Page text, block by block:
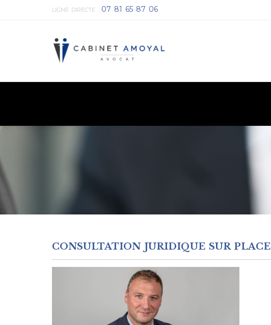
LIGNE DIRECTE : 07 81 65 87 06
CONSULTATION JURIDIQUE SUR PLACE